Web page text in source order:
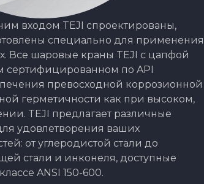
входом TEJI спроектированы,
специально для применения
Все шаровые краны TEJI с цапфой
сертифицированном по API
превосходной коррозионной
герметичности как при высоком,
TEJI предлагает различные
удовлетворения ваших
от углеродистой стали до
стали и инконеля, доступные
ANSI 150-600.